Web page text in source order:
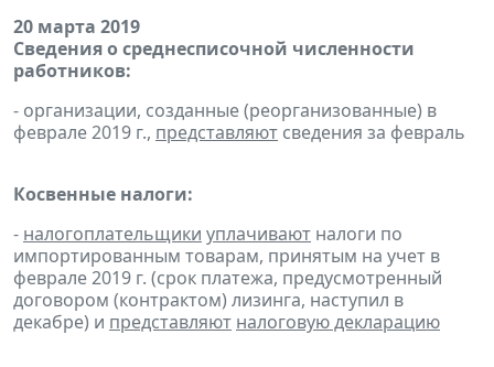
20 марта 2019
Сведения о среднесписочной численности
работников:
- организации, созданные (реорганизованные) в
феврале 2019 г., представляют сведения за февраль
Косвенные налоги:
- налогоплательщики уплачивают налоги по
импортированным товарам, принятым на учет в
феврале 2019 г. (срок платежа, предусмотренный
договором (контрактом) лизинга, наступил в
декабре) и представляют налоговую декларацию